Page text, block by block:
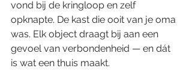
vond bij de kringloop en zelf
opknapte. De kast die ooit van je oma
was. Elk object draagt bij aan een
gevoel van verbondenheid — en dát
is wat een thuis maakt.